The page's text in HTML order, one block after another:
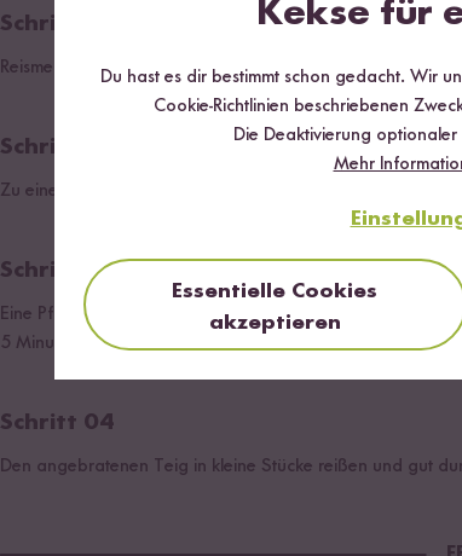
Schritt 01
Reismehl, Buchweizenmehl und Backpulver in einer
Schritt 02
Zu einem glatten Teig verrühren. Die Heidelbeeren
Schritt 03
Eine Pfanne mit etwas Öl gut erhitzen. Dann den Teig in
5 Minuten anbraten.
Schritt 04
Den angebratenen Teig in kleine Stücke reißen und gut
Kekse für
Du hast es dir bestimmt schon gedacht. Wir
Cookie-Richtlinien beschriebenen
Die Deaktivierung
Mehr
Essentielle Cookies
akzeptieren